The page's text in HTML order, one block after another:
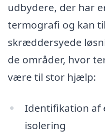
udbydere, der har
termografi og kan
skræddersyede
de områder, hvor
være til stor hjælp:
Identifikation af
isolering